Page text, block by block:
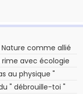
comme allié
rime avec écologie
au physique "
" débrouille-toi "